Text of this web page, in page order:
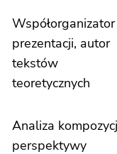
Współorganizator
prezentacji, autor
tekstów
teoretycznych
Analiza
perspektywy